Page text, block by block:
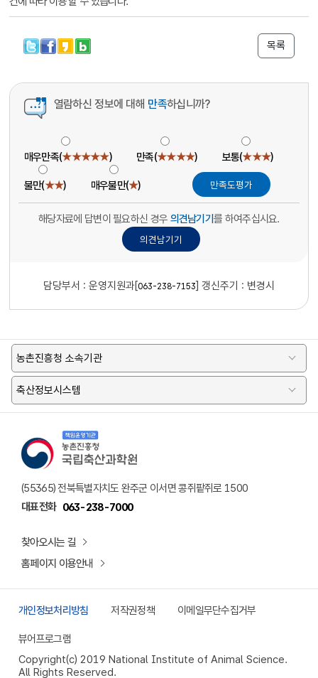
목록
열람하신 정보에 대해 만족하십니까?
매우만족(★★★★★) 만족(★★★★) 보통(★★★)
불만(★★) 매우불만(★)
해당자료에 답변이 필요하신 경우 의견남기기를 하여주십시요.
담당부서 : 운영지원과[063-238-7153] 갱신주기 : 변경시
농촌진흥청 소속기관
축산정보시스템
(55365) 전북특별자치도 완주군 이서면 콩쥐팥쥐로 1500
대표전화 063-238-7000
찾아오시는 길
홈페이지 이용안내
개인정보처리방침 저작권정책 이메일무단수집거부
뷰어프로그램
Copyright(c) 2019 National Institute of Animal Science.
All Rights Reserved.